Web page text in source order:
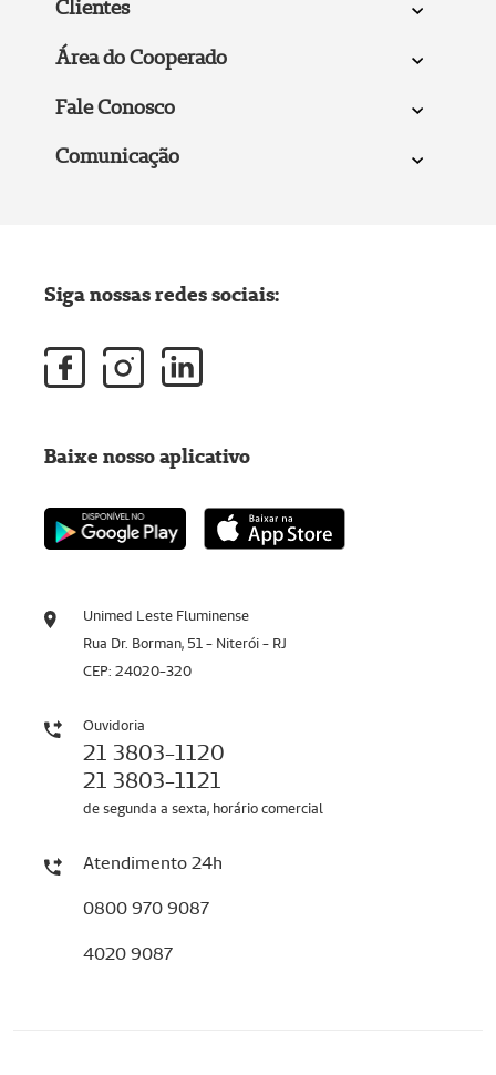
Clientes
Área do Cooperado
Fale Conosco
Comunicação
Unimed Leste Fluminense
Rua Dr. Borman, 51 - Niterói - RJ
CEP: 24020-320
Ouvidoria
21 3803-1120
21 3803-1121
de segunda a sexta, horário comercial
Atendimento 24h
0800 970 9087
4020 9087
Siga nossas redes sociais:
Baixe nosso aplicativo